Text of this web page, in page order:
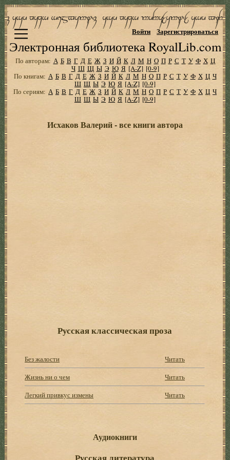
Электронная библиотека RoyalLib.com
Войти Зарегистрироваться
По авторам: А Б В Г Д Е Ж З И Й К Л М Н О П Р С Т У Ф Х Ц
Ч Ш Щ Ы Э Ю Я [A-Z] [0-9]
По книгам: А Б В Г Д Е Ж З И Й К Л М Н О П Р С Т У Ф Х Ц Ч
Ш Щ Ы Э Ю Я [A-Z] [0-9]
По сериям: А Б В Г Д Е Ж З И Й К Л М Н О П Р С Т У Ф Х Ц Ч
Ш Щ Ы Э Ю Я [A-Z] [0-9]
Исхаков Валерий - все книги автора
Русская классическая проза
Без жалости
Читать
Жизнь ни о чем
Читать
Легкий привкус измены
Читать
Аудиокниги